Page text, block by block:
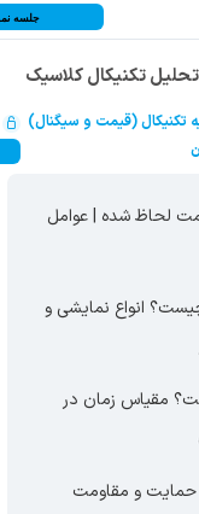
جلسه
تحلیل تکنیکال و
تکنیکال کلاسیک
تکنیکال (قیمت و سیگنال)
لحاظ شده | عوامل
انواع نمایشی و
مقیاس زمان در
و مقاومت